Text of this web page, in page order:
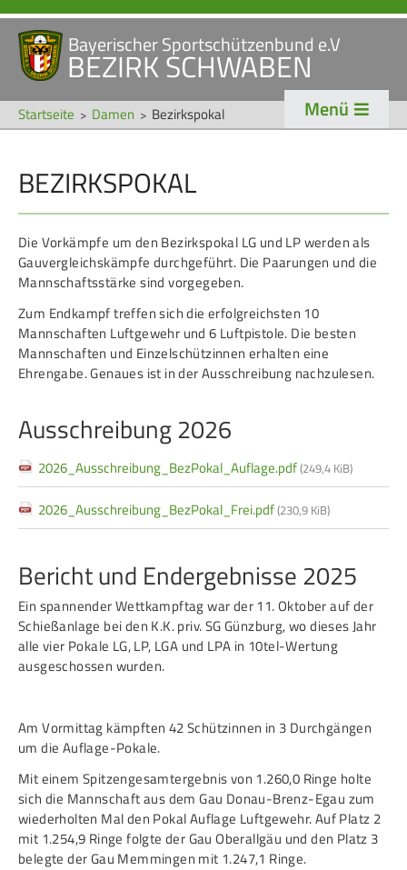
Bayerischer Sportschützenbund e.V
BEZIRK SCHWABEN
Startseite Damen Bezirkspokal Menü
BEZIRKSPOKAL
Die Vorkämpfe um den Bezirkspokal LG und LP werden als
Gauvergleichskämpfe durchgeführt. Die Paarungen und die
Mannschaftsstärke sind vorgegeben.
Zum Endkampf treffen sich die erfolgreichsten 10
Mannschaften Luftgewehr und 6 Luftpistole. Die besten
Mannschaften und Einzelschützinnen erhalten eine
Ehrengabe. Genaues ist in der Ausschreibung nachzulesen.
Ausschreibung 2026
2026_Ausschreibung_BezPokal_Auflage.pdf(249,4 KiB)
2026_Ausschreibung_BezPokal_Frei.pdf(230,9 KiB)
Bericht und Endergebnisse 2025
Ein spannender Wettkampftag war der 11. Oktober auf der
Schießanlage bei den K.K. priv. SG Günzburg, wo dieses Jahr
alle vier Pokale LG, LP, LGA und LPA in 10tel-Wertung
ausgeschossen wurden.
Am Vormittag kämpften 42 Schützinnen in 3 Durchgängen
um die Auflage-Pokale.
Mit einem Spitzengesamtergebnis von 1.260,0 Ringe holte
sich die Mannschaft aus dem Gau Donau-Brenz-Egau zum
wiederholten Mal den Pokal Auflage Luftgewehr. Auf Platz 2
mit 1.254,9 Ringe folgte der Gau Oberallgäu und den Platz 3
belegte der Gau Memmingen mit 1.247,1 Ringe.
Navigation
überspringen
STARTSEITE
VERANSTALTUNGEN
NEWS
überspringen
VERBAND
Veranstaltungen
Bezirk Schwaben
Präsidium
Gaue & Mitglieder
Referenten
Ehrungen
Service
Schützentradition
Bezirksschützen­tag
Böllerschützen
Oktoberfest
Schützen­­museum
SPORT
Schützensport
Bogen
Senioren-Auflage
Kader
RWK
JUGEND
Schützen Jugend
Sommerbiathlon
Lichtgewehre
DAMEN
Damen im Schützensport
Bezirkspokal
Frauen Ü40
BREITENSPORT
Schützenkönige
Ältestenschießen
Para-Schießsport